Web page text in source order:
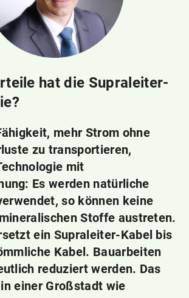
hat die Supraleiter-
mehr Strom ohne
zu transportieren,
mit
Es werden natürliche
so können keine
Stoffe austreten.
ein Supraleiter-Kabel bis
Kabel. Bauarbeiten
reduziert werden. Das
einer Großstadt wie